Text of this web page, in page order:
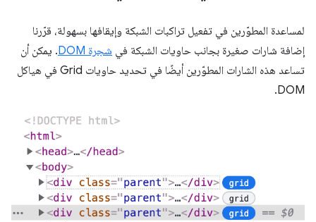
لمساعدة المطوّرين في تفعيل تراكبات الشبكة وإيقافها بسهولة، قرّرنا
إضافة شارات صغيرة بجانب حاويات الشبكة في شجرة DOM
. يمكن أن
تساعد هذه الشارات المطوّرين أيضًا في تحديد حاويات Grid في هياكل
DOM.